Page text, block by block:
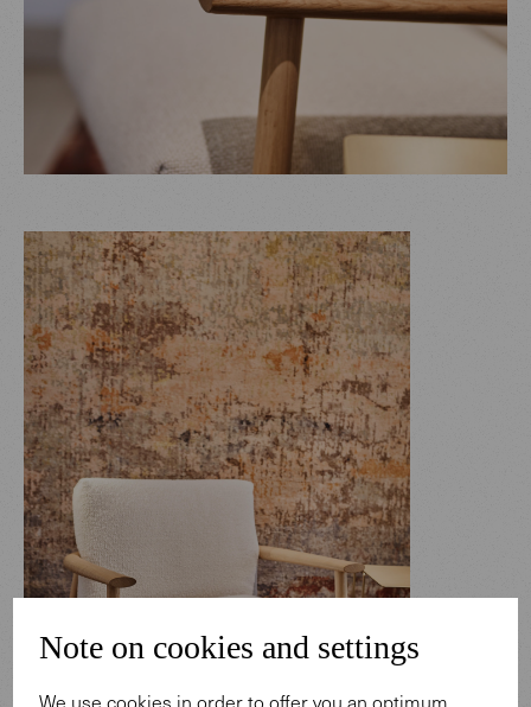
Note on cookies and settings
We use cookies in order to offer you an optimum